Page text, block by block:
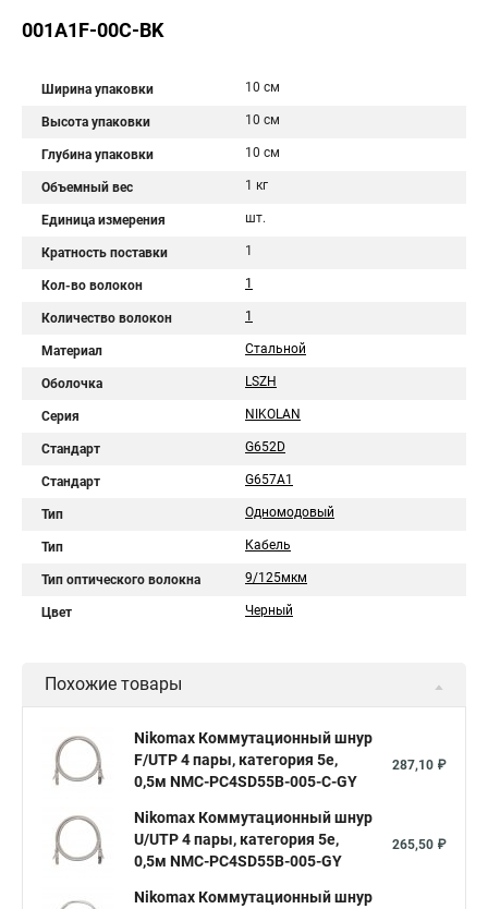
001A1F-00C-BK
Ширина упаковки 10 см
Высота упаковки 10 см
Глубина упаковки 10 см
Объемный вес 1 кг
Единица измерения шт.
Кратность поставки 1
Кол-во волокон 1
Количество волокон 1
Материал Стальной
Оболочка LSZH
Серия NIKOLAN
Стандарт G652D
Стандарт G657A1
Тип Одномодовый
Тип Кабель
Тип оптического волокна 9/125мкм
Цвет Черный
Похожие товары
Nikomax Коммутационный шнур
F/UTP 4 пары, категория 5е,
0,5м NMC-PC4SD55B-005-C-GY
287,10 ₽
Nikomax Коммутационный шнур
U/UTP 4 пары, категория 5е,
0,5м NMC-PC4SD55B-005-GY
265,50 ₽
Nikomax Коммутационный шнур